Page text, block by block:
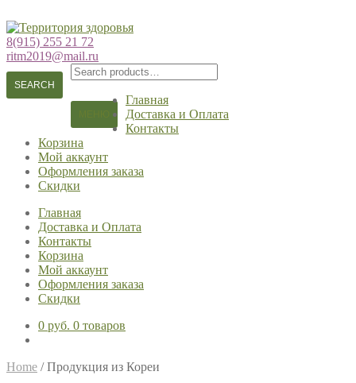
Перейти
к
навигации
Перейти
к
содержимому
8(915) 255 21 72
ritm2019@mail.ru
Search
for:
SEARCH
Главная
Доставка и Оплата
Контакты
Корзина
Мой аккаунт
Оформления заказа
Скидки
Главная
Доставка и Оплата
Контакты
Корзина
Мой аккаунт
Оформления заказа
Скидки
0 руб. 0 товаров
Home /Продукция из Кореи